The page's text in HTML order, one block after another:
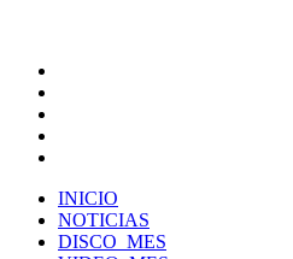
INICIO
NOTICIAS
DISCO_MES